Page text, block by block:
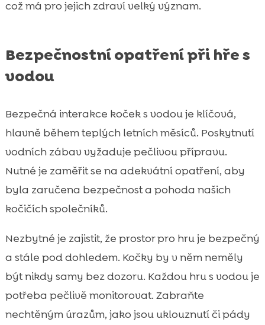
což má pro jejich zdraví velký význam.
Bezpečnostní opatření při hře s
vodou
Bezpečná interakce koček s vodou je klíčová,
hlavně během teplých letních měsíců. Poskytnutí
vodních zábav vyžaduje pečlivou přípravu.
Nutné je zaměřit se na adekvátní opatření, aby
byla zaručena bezpečnost a pohoda našich
kočičích společníků.
Nezbytné je zajistit, že prostor pro hru je bezpečný
a stále pod dohledem. Kočky by v něm neměly
být nikdy samy bez dozoru. Každou hru s vodou je
potřeba pečlivě monitorovat. Zabraňte
nechtěným úrazům, jako jsou uklouznutí či pády